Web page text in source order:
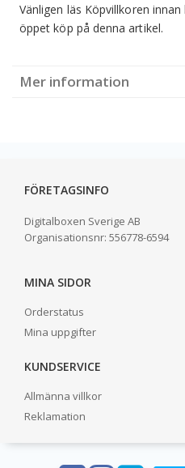
Vänligen läs Köpvillkoren innan
öppet köp på denna artikel.
Mer information
FÖRETAGSINFO
Digitalboxen Sverige AB
Organisationsnr: 556778-6594
MINA SIDOR
Orderstatus
Mina uppgifter
KUNDSERVICE
Allmänna villkor
Reklamation